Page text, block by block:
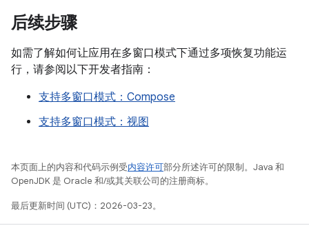
后续步骤
如需了解如何让应用在多窗口模式下通过多项恢复功能运
行，请参阅以下开发者指南：
支持多窗口模式：Compose
支持多窗口模式：视图
本页面上的内容和代码示例受内容许可部分所述许可的限制。Java 和
OpenJDK 是 Oracle 和/或其关联公司的注册商标。
最后更新时间 (UTC)：2026-03-23。